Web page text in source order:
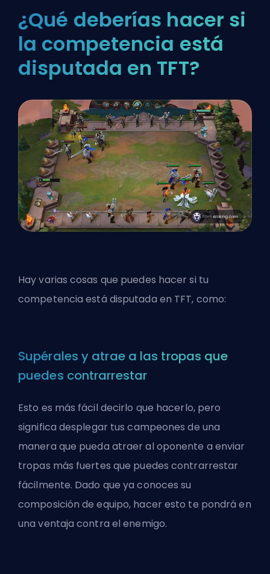
¿Qué deberías hacer si
la competencia está
disputada en TFT?
Hay varias cosas que puedes hacer si tu
competencia está disputada en TFT, como:
Supérales y atrae a las tropas que
puedes contrarrestar
Esto es más fácil decirlo que hacerlo, pero
significa desplegar tus campeones de una
manera que pueda atraer al oponente a enviar
tropas más fuertes que puedes contrarrestar
fácilmente. Dado que ya conoces su
composición de equipo, hacer esto te pondrá en
una ventaja contra el enemigo.